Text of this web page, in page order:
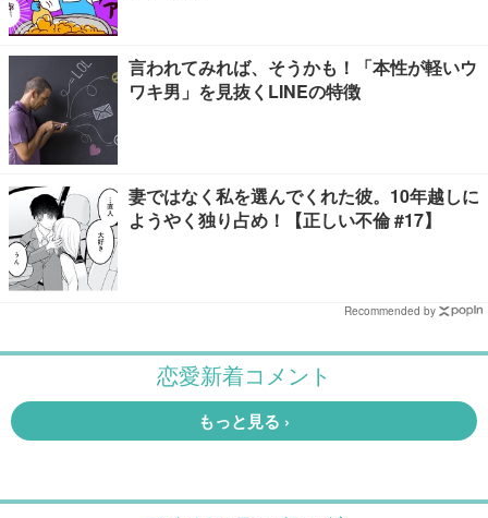
言われてみれば、そうかも！「本性が軽いウ
ワキ男」を見抜くLINEの特徴
妻ではなく私を選んでくれた彼。10年越しに
ようやく独り占め！【正しい不倫 #17】
Recommended by